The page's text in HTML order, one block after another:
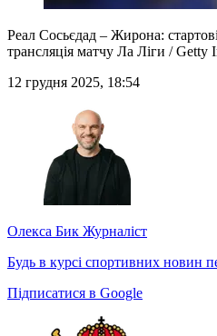
Реал Сосьєдад – Жирона:
трансляція матчу Ла Ліги / Getty
12 грудня 2025, 18:54
Олекса Бик Журналіст
Будь в курсі спортивних новин
Підписатися в Google